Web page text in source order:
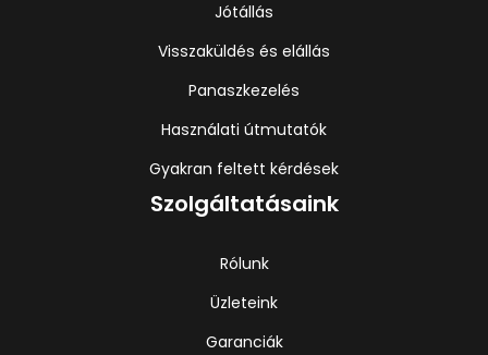
Jótállás
Visszaküldés és elállás
Panaszkezelés
Használati útmutatók
Gyakran feltett kérdések
Szolgáltatásaink
Rólunk
Üzleteink
Garanciák